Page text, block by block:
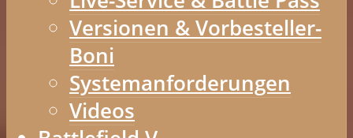
Versionen & Vorbesteller-
Boni
Systemanforderungen
Videos